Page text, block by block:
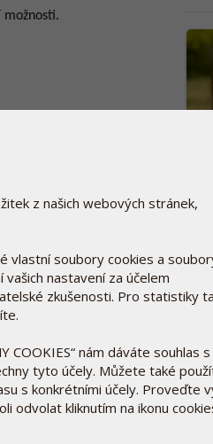
pobřeží
tam, kde
se v těle
poškození.
by
z našich webových stránek,
vlastní soubory cookies a
nastavení za účelem
zkušenosti. Pro statistiky
COOKIES“ nám dáváte souhlas s
tyto účely. Můžete také
s konkrétními účely. Proveďte
odvolat kliknutím na ikonu